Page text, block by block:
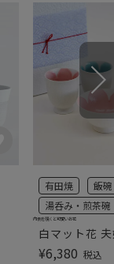
白マット花
有田焼
飯碗
湯呑み・煎茶碗
¥6,380 税込
内側を覗くと可愛いお花